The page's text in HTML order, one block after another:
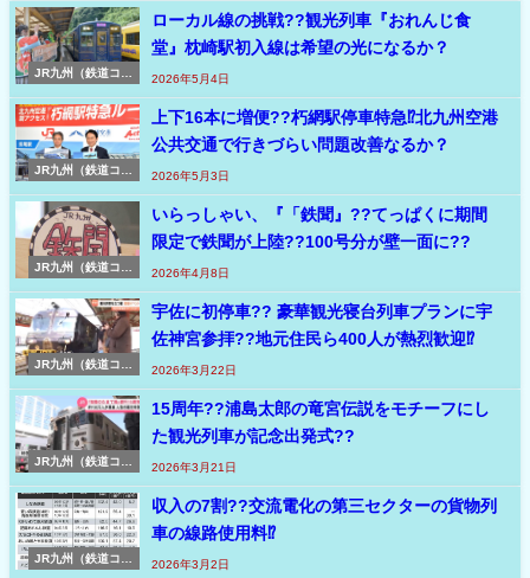
JR九州（鉄道コラ
ローカル線の挑戦??観光列車『おれんじ食
堂』枕崎駅初入線は希望の光になるか？
2026年5月4日
JR九州（鉄道コラ
上下16本に増便??朽網駅停車特急⁉北九州空港
公共交通で行きづらい問題改善なるか？
2026年5月3日
JR九州（鉄道コラ
いらっしゃい、『「鉄聞』??てっぱくに期間
限定で鉄聞が上陸??100号分が壁一面に??
2026年4月8日
JR九州（鉄道コラ
宇佐に初停車?? 豪華観光寝台列車プランに宇
佐神宮参拝??地元住民ら400人が熱烈歓迎⁉
2026年3月22日
JR九州（鉄道コラ
15周年??浦島太郎の竜宮伝説をモチーフにし
た観光列車が記念出発式??
2026年3月21日
JR九州（鉄道コラ
収入の7割??交流電化の第三セクターの貨物列
車の線路使用料⁉
2026年3月2日